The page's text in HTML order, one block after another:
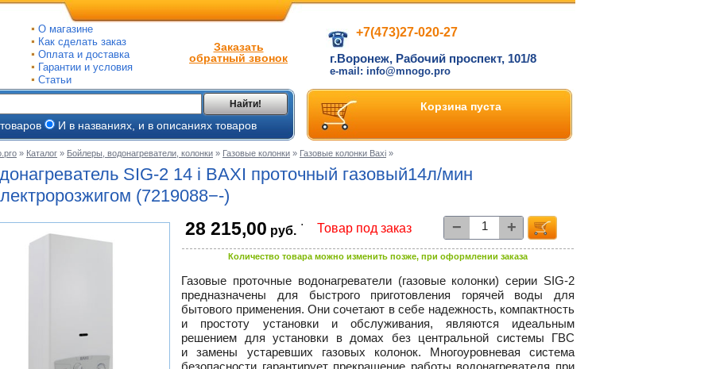
О магазине
Как сделать заказ
Оплата и доставка
Гарантии и условия
Статьи
Заказать
обратный звонок
+7(473)27-020-27
г.Воронеж, Рабочий проспект, 101/8
e-mail: info@mnogo.pro
Найти!
И в названиях, и в описаниях товаров
Корзина пуста
» Каталог » Бойлеры, водонагреватели, колонки » Газовые колонки » Газовые колонки Baxi »
SIG-2 14 i BAXI проточный газовый14л/мин
(7219088−-)
28 215,00 руб.
.
Товар под заказ − +
Количество товара можно изменить позже, при оформлении заказа
Газовые проточные водонагреватели (газовые колонки) серии SIG-2
предназначены для быстрого приготовления горячей воды для
бытового применения. Они сочетают в себе надежность, компактность
и простоту установки и обслуживания, являются идеальным
решением для установки в домах без центральной системы ГВС
и замены устаревших газовых колонок. Многоуровневая система
безопасности гарантирует прекращение работы водонагревателя при